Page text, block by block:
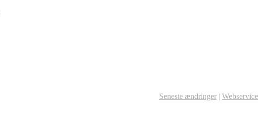
Seneste ændringer | Webservice